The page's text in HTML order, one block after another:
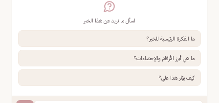
اسأل ما تريد عن هذا الخبر
ما الفكرة الرئيسية للخبر؟
ما هي أبرز الأرقام والإحصاءات؟
كيف يؤثر هذا علي؟